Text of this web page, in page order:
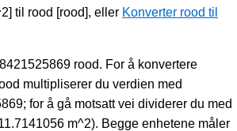
til rood [rood], eller Konverter rood til
rood. For å konvertere
multipliserer du verdien med
for å gå motsatt vei dividerer du med
m^2). Begge enhetene måler